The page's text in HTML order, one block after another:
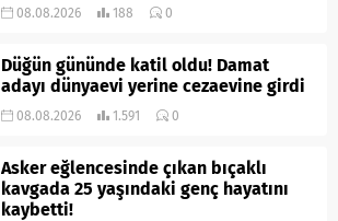
08.08.2026 188 0
Düğün gününde katil oldu! Damat
adayı dünyaevi yerine cezaevine girdi
08.08.2026 1.591 0
Asker eğlencesinde çıkan bıçaklı
kavgada 25 yaşındaki genç hayatını
kaybetti!